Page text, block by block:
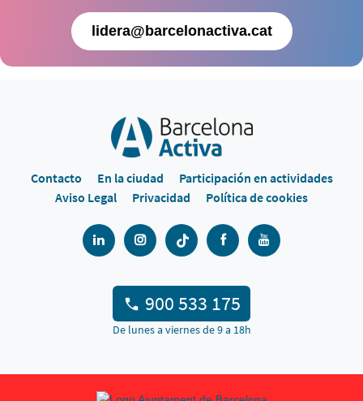
lidera@barcelonactiva.cat
Contacto En la ciudad
Participación en actividades
Aviso Legal
Privacidad Política de cookies
900 533 175
De lunes a viernes de 9 a 18h